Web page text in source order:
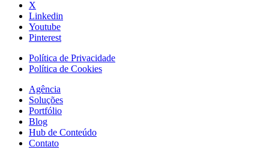
X
Linkedin
Youtube
Pinterest
Política de Privacidade
Política de Cookies
Agência
Soluções
Portfólio
Blog
Hub de Conteúdo
Contato